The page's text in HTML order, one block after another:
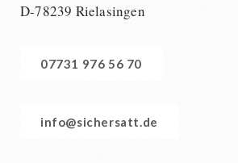
D-78239 Rielasingen
07731 976 56 70
info@sichersatt.de